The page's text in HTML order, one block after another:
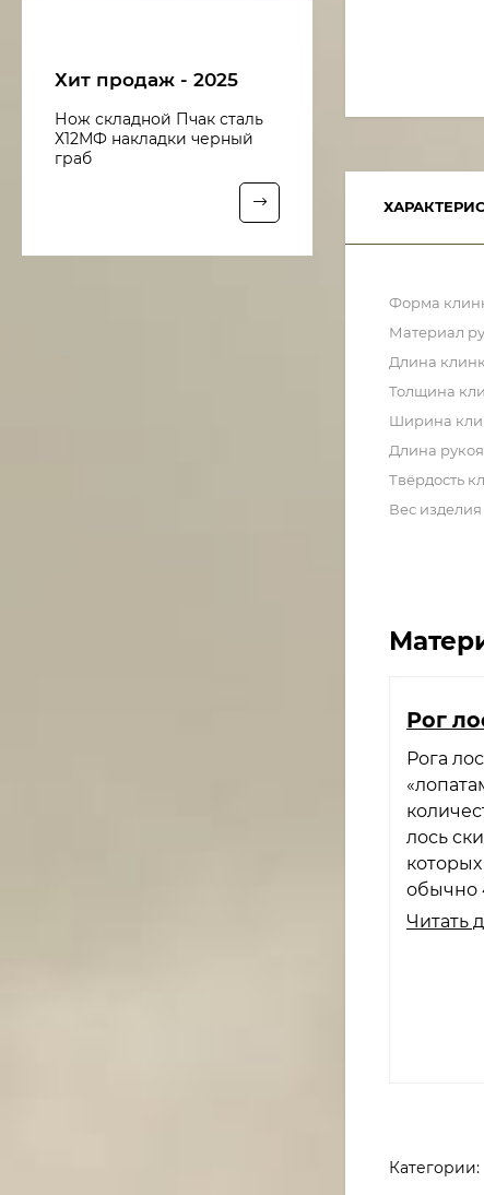
Форма
Материал
Длина
Толщина
Ширина
Длина
Твёрдость
Вес изделия
Рог
Рога
лось
обычно
Читать
Категории:
Хит продаж - 2025
Нож складной Пчак сталь
Х12МФ накладки черный
граб